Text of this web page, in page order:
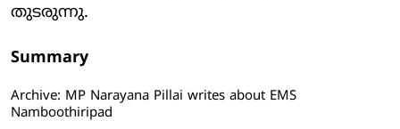
തുടരുന്നു.
Summary
Archive: MP Narayana Pillai writes about EMS
Namboothiripad